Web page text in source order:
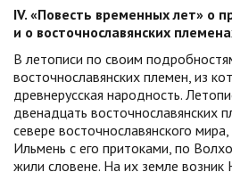
IV. «Повесть временных лет» о
и о восточнославянских
В летописи по своим
восточнославянских племен, из
древнерусская народность.
двенадцать восточнославянских
севере восточнославянского
Ильмень с его притоками, по
жили словене. На их земле возник